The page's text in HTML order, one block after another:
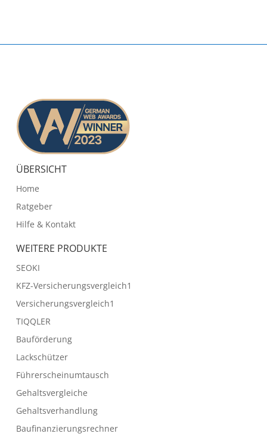
ÜBERSICHT
Home
Ratgeber
Hilfe & Kontakt
WEITERE PRODUKTE
SEOKI
KFZ-Versicherungsvergleich1
Versicherungsvergleich1
TIQQLER
Bauförderung
Lackschützer
Führerscheinumtausch
Gehaltsvergleiche
Gehaltsverhandlung
Baufinanzierungsrechner